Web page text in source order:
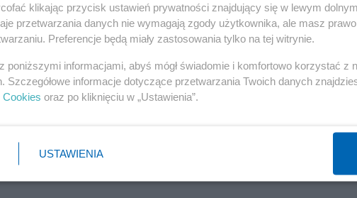
informacji?
klikając przycisk ustawień prywatności znajdujący się w lewym
przetwarzania danych nie wymagają zgody użytkownika, ale masz
Preferencje będą miały zastosowania tylko na tej witrynie.
poniższymi informacjami, abyś mógł świadomie i komfortowo korzystać z
Szczegółowe informacje dotyczące przetwarzania Twoich danych
Cookies oraz po kliknięciu w „Ustawienia”.
USTAWIENIA